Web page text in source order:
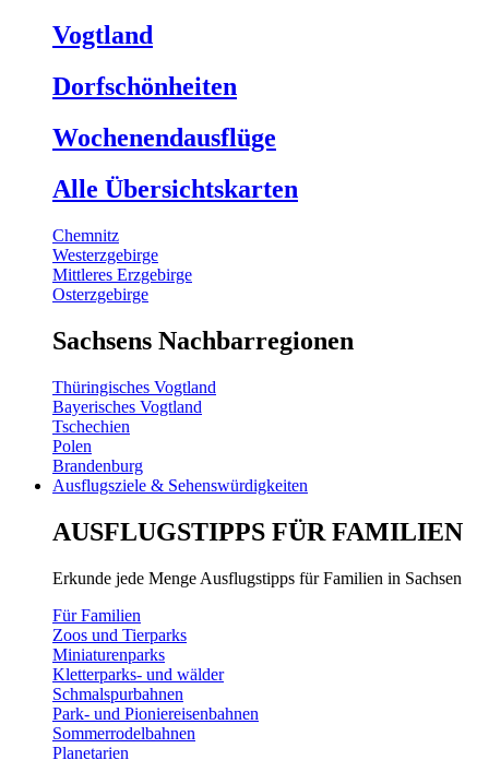
Vogtland
Dorfschönheiten
Wochenendausflüge
Alle Übersichtskarten
Chemnitz
Westerzgebirge
Mittleres Erzgebirge
Osterzgebirge
Sachsens Nachbarregionen
Thüringisches Vogtland
Bayerisches Vogtland
Tschechien
Polen
Brandenburg
Ausflugsziele & Sehenswürdigkeiten
AUSFLUGSTIPPS FÜR FAMILIEN
Erkunde jede Menge Ausflugstipps für Familien in Sachsen
Für Familien
Zoos und Tierparks
Miniaturenparks
Kletterparks- und wälder
Schmalspurbahnen
Park- und Pioniereisenbahnen
Sommerrodelbahnen
Planetarien